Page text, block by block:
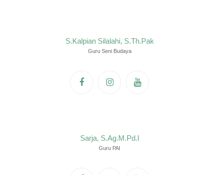
S.Kalpian Silalahi, S.Th.Pak
Guru Seni Budaya
Sarja, S.Ag.M.Pd.I
Guru PAI